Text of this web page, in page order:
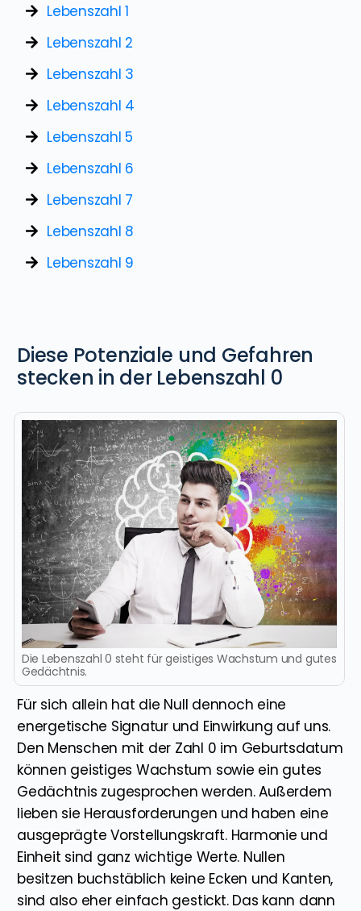
Lebenszahl 1
Lebenszahl 2
Lebenszahl 3
Lebenszahl 4
Lebenszahl 5
Lebenszahl 6
Lebenszahl 7
Lebenszahl 8
Lebenszahl 9
Diese Potenziale und Gefahren
stecken in der Lebenszahl 0
Die Lebenszahl 0 steht für geistiges Wachstum und gutes
Gedächtnis.
Für sich allein hat die Null dennoch eine
energetische Signatur und Einwirkung auf uns.
Den Menschen mit der Zahl 0 im Geburtsdatum
können geistiges Wachstum sowie ein gutes
Gedächtnis zugesprochen werden. Außerdem
lieben sie Herausforderungen und haben eine
ausgeprägte Vorstellungskraft. Harmonie und
Einheit sind ganz wichtige Werte. Nullen
besitzen buchstäblich keine Ecken und Kanten,
sind also eher einfach gestickt. Das kann dann